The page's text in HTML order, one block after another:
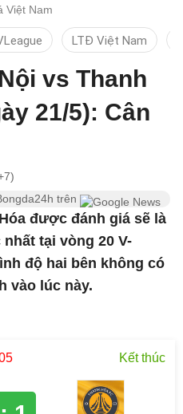
Việt Nam
LTĐ Việt Nam
vs Thanh
21/5): Cân
trên
được đánh giá sẽ là
tại vòng 20 V-
độ hai bên không có
vào lúc này.